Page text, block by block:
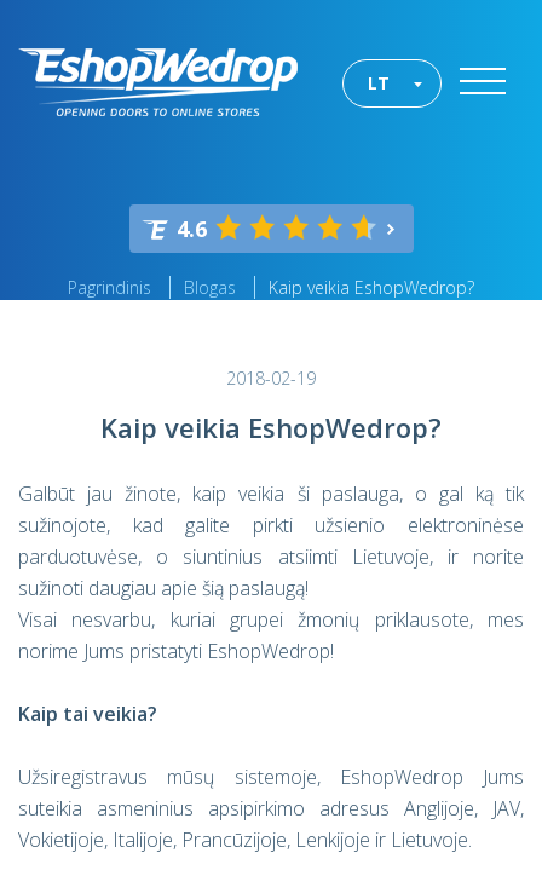
LT
4.6
Pagrindinis Blogas Kaip veikia EshopWedrop?
2018-02-19
Kaip veikia EshopWedrop?
Galbūt jau žinote, kaip veikia ši paslauga, o gal ką tik
sužinojote, kad galite pirkti užsienio elektroninėse
parduotuvėse, o siuntinius atsiimti Lietuvoje, ir norite
sužinoti daugiau apie šią paslaugą!
Visai nesvarbu, kuriai grupei žmonių priklausote, mes
norime Jums pristatyti EshopWedrop!
Kaip tai veikia?
Užsiregistravus mūsų sistemoje, EshopWedrop Jums
suteikia asmeninius apsipirkimo adresus Anglijoje, JAV,
Vokietijoje, Italijoje, Prancūzijoje, Lenkijoje ir Lietuvoje.